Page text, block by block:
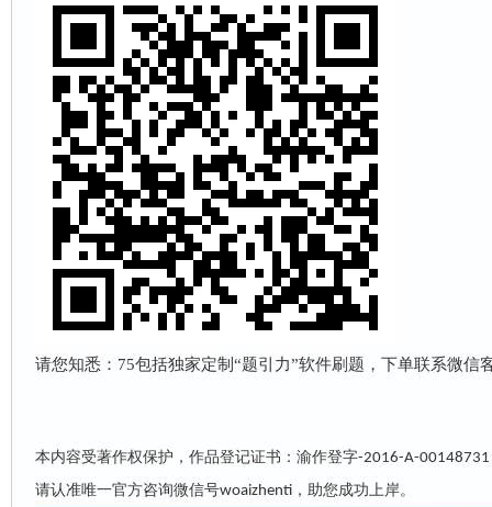
请您知悉：75包括独家定制“题引力”软件刷题，下单联系微信
本内容受著作权保护，作品登记证书：渝作登字-2016-A-00148731
请认准唯一官方咨询微信号woaizhenti，助您成功上岸。